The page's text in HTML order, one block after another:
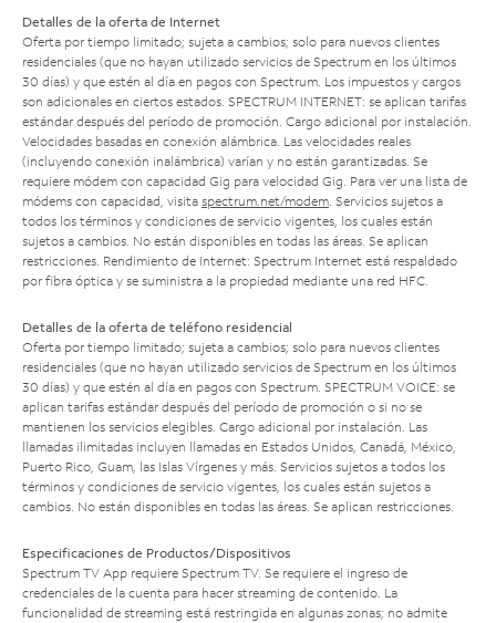
Detalles de la oferta de Internet
Oferta por tiempo limitado; sujeta a cambios; solo para nuevos clientes
residenciales (que no hayan utilizado servicios de Spectrum en los últimos
30 días) y que estén al día en pagos con Spectrum. Los impuestos y cargos
son adicionales en ciertos estados. SPECTRUM INTERNET: se aplican tarifas
estándar después del período de promoción. Cargo adicional por instalación.
Velocidades basadas en conexión alámbrica. Las velocidades reales
(incluyendo conexión inalámbrica) varían y no están garantizadas. Se
requiere módem con capacidad Gig para velocidad Gig. Para ver una lista de
módems con capacidad, visita spectrum.net/modem. Servicios sujetos a
todos los términos y condiciones de servicio vigentes, los cuales están
sujetos a cambios. No están disponibles en todas las áreas. Se aplican
restricciones. Rendimiento de Internet: Spectrum Internet está respaldado
por fibra óptica y se suministra a la propiedad mediante una red HFC.
Detalles de la oferta de teléfono residencial
Oferta por tiempo limitado; sujeta a cambios; solo para nuevos clientes
residenciales (que no hayan utilizado servicios de Spectrum en los últimos
30 días) y que estén al día en pagos con Spectrum. SPECTRUM VOICE: se
aplican tarifas estándar después del período de promoción o si no se
mantienen los servicios elegibles. Cargo adicional por instalación. Las
llamadas ilimitadas incluyen llamadas en Estados Unidos, Canadá, México,
Puerto Rico, Guam, las Islas Vírgenes y más. Servicios sujetos a todos los
términos y condiciones de servicio vigentes, los cuales están sujetos a
cambios. No están disponibles en todas las áreas. Se aplican restricciones.
Especificaciones de Productos/Dispositivos
Spectrum TV App requiere Spectrum TV. Se requiere el ingreso de
credenciales de la cuenta para hacer streaming de contenido. La
funcionalidad de streaming está restringida en algunas zonas; no admite